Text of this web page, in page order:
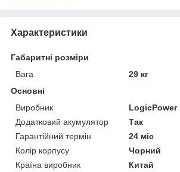
Характеристики
Габаритні розміри
Вага
29 кг
Основні
Виробник
LogicPower
Додатковий акумулятор
Так
Гарантійний термін
24 міс
Колір корпусу
Чорний
Країна виробник
Китай